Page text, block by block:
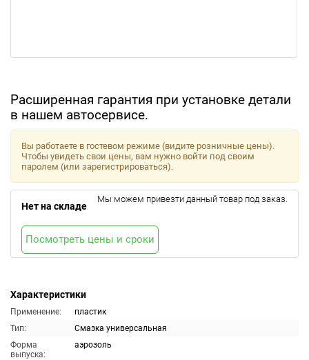
Расширенная гарантия при установке детали
в нашем автосервисе.
Характеристики
Применение:
пластик
Тип:
Смазка универсальная
Форма
выпуска:
аэрозоль
Вы работаете в гостевом режиме (видите розничные цены).
Чтобы увидеть свои цены, вам нужно войти под своим
паролем (или зарегистрироваться).
Нет на складе
Мы можем привезти данный товар под заказ.
Посмотреть цены и сроки